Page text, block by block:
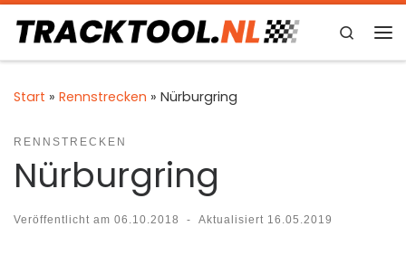
Zum Inhalt springen
Search
Start » Rennstrecken » Nürburgring
RENNSTRECKEN
Nürburgring
Veröffentlicht am 06.10.2018 - Aktualisiert 16.05.2019